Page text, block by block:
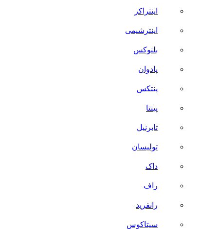
اینتراکر
اینترشیمی
بلنوکس
پادوان
پنتکس
پینتا
تابرنیل
تولیسان
داک
راف
رانفرید
سیتاکوس